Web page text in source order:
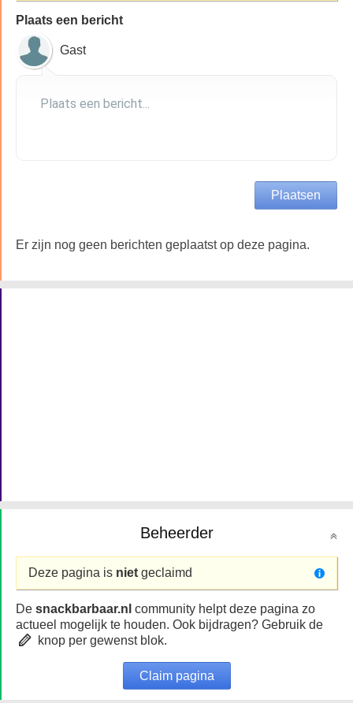
Plaats een bericht
Gast
Er zijn nog geen berichten geplaatst op deze pagina.
Beheerder
Deze pagina is niet geclaimd
De snackbarbaar.nl community helpt deze pagina zo
actueel mogelijk te houden. Ook bijdragen? Gebruik de
knop per gewenst blok.
Claim pagina